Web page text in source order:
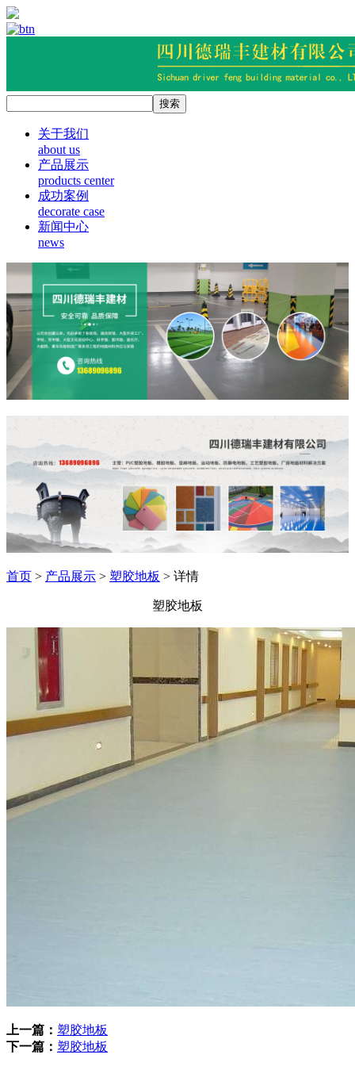
关于我们
about us
产品展示
products center
成功案例
decorate case
新闻中心
news
首页 > 产品展示 > 塑胶地板 > 详情
塑胶地板
上一篇： 塑胶地板
下一篇： 塑胶地板